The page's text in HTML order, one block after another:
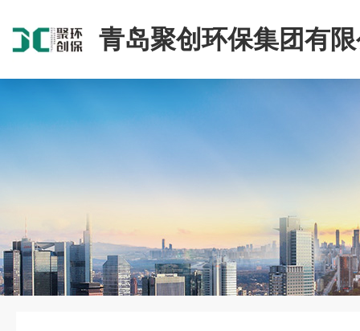
青岛聚创环保集团有